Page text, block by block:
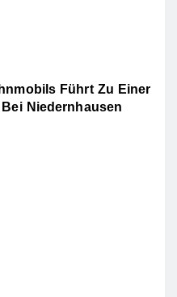
Führt Zu Einer
Niedernhausen